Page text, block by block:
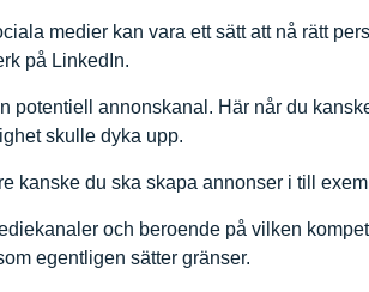
medier kan vara ett sätt att nå rätt
på LinkedIn.
potentiell annonskanal. Här når du
skulle dyka upp.
kanske du ska skapa annonser i till
och beroende på vilken
egentligen sätter gränser.